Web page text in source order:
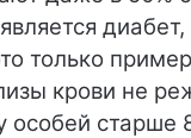
диабет,
только
крови не
старше